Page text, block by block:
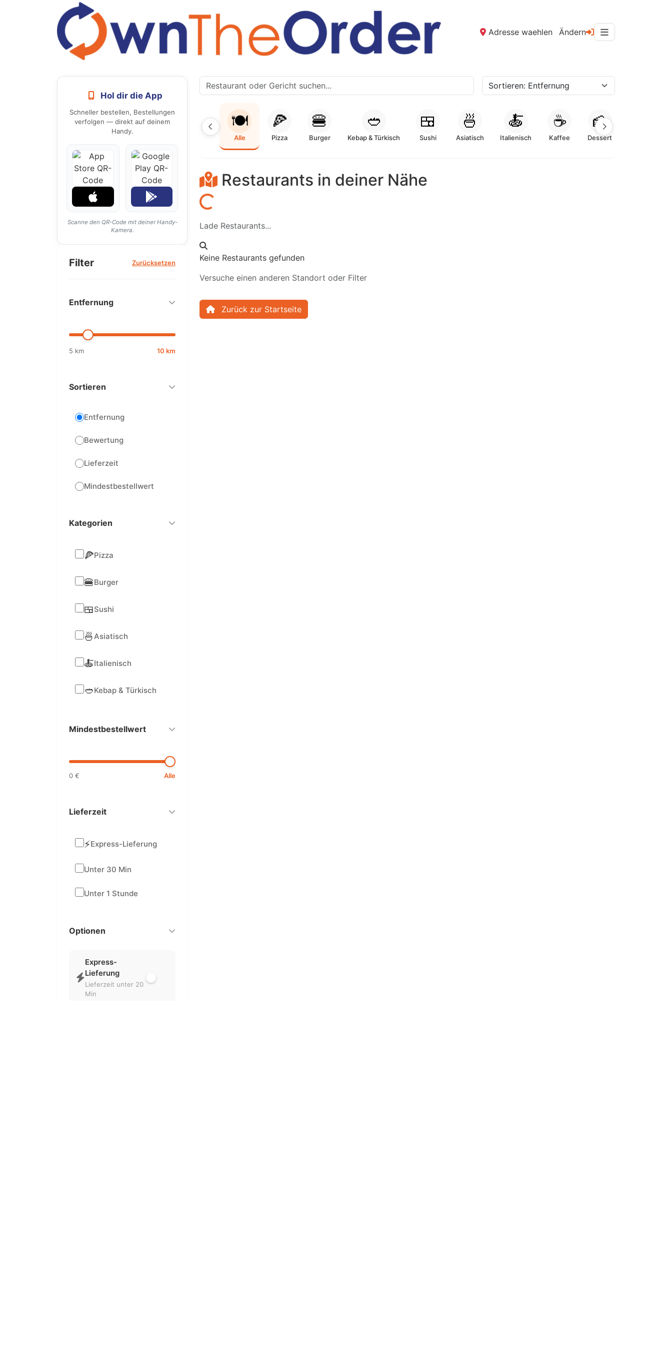
Adresse waehlen Ändern
Hol dir die App
Schneller bestellen, Bestellungen
verfolgen — direkt auf deinem
Handy.
Scanne den QR-Code mit deiner Handy-
Kamera.
Filter Zurücksetzen
Entfernung
5 km 10 km
Sortieren
Entfernung
Bewertung
Lieferzeit
Mindestbestellwert
Kategorien
🍕Pizza
🍔Burger
🍱Sushi
🍜Asiatisch
🍝Italienisch
🥙Kebap & Türkisch
Mindestbestellwert
0 € Alle
Lieferzeit
⚡Express-Lieferung
Unter 30 Min
Unter 1 Stunde
Optionen
Express-
Lieferung
Lieferzeit unter 20
Min
🍽️
Alle
🍕
Pizza
🍔
Burger
🥙
Kebap & Türkisch
🍱
Sushi
🍜
Asiatisch
🍝
Italienisch
☕
Kaffee
🍰
Dessert
Restaurants in deiner Nähe
Laden...
Lade Restaurants...
Keine Restaurants gefunden
Versuche einen anderen Standort oder Filter
Zurück zur Startseite